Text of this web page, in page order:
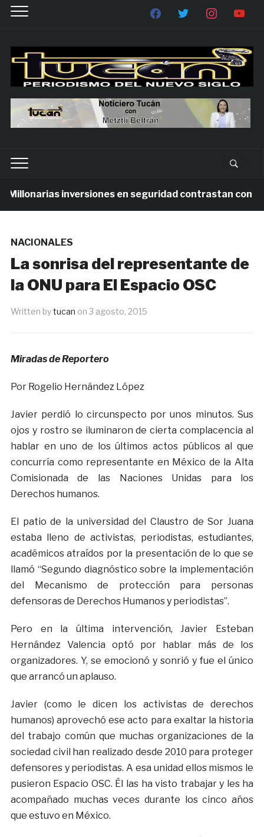
inversiones en seguridad contrastan con la
NACIONALES
La sonrisa del representante de
la ONU para El Espacio OSC
Written bytucan on 3 agosto, 2015
Miradas de Reportero
Por Rogelio Hernández López
Javier perdió lo circunspecto por unos minutos. Sus
ojos y rostro se iluminaron de cierta complacencia al
hablar en uno de los últimos actos públicos al que
concurría como representante en México de la Alta
Comisionada de las Naciones Unidas para los
Derechos humanos.
El patio de la universidad del Claustro de Sor Juana
estaba lleno de activistas, periodistas, estudiantes,
académicos atraídos por la presentación de lo que se
llamó “Segundo diagnóstico sobre la implementación
del Mecanismo de protección para personas
defensoras de Derechos Humanos y periodistas”.
Pero en la última intervención, Javier Esteban
Hernández Valencia optó por hablar más de los
organizadores. Y, se emocionó y sonrió y fue el único
que arrancó un aplauso.
Javier (como le dicen los activistas de derechos
humanos) aprovechó ese acto para exaltar la historia
del trabajo común que muchas organizaciones de la
sociedad civil han realizado desde 2010 para proteger
defensores y periodistas. A esa unidad ellos mismos le
pusieron Espacio OSC. Él las ha visto trabajar y les ha
acompañado muchas veces durante los cinco años
que estuvo en México.